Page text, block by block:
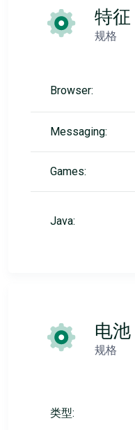
特征
规格
Browser:
Messaging:
Games:
Java:
电池
规格
类型: